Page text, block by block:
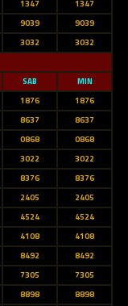
1347
1347
9039
9039
3032
3032
SAB
MIN
1876
1876
8637
8637
0868
0868
3022
3022
8376
8376
2405
2405
4524
4524
4108
4108
8492
8492
7305
7305
8898
8898